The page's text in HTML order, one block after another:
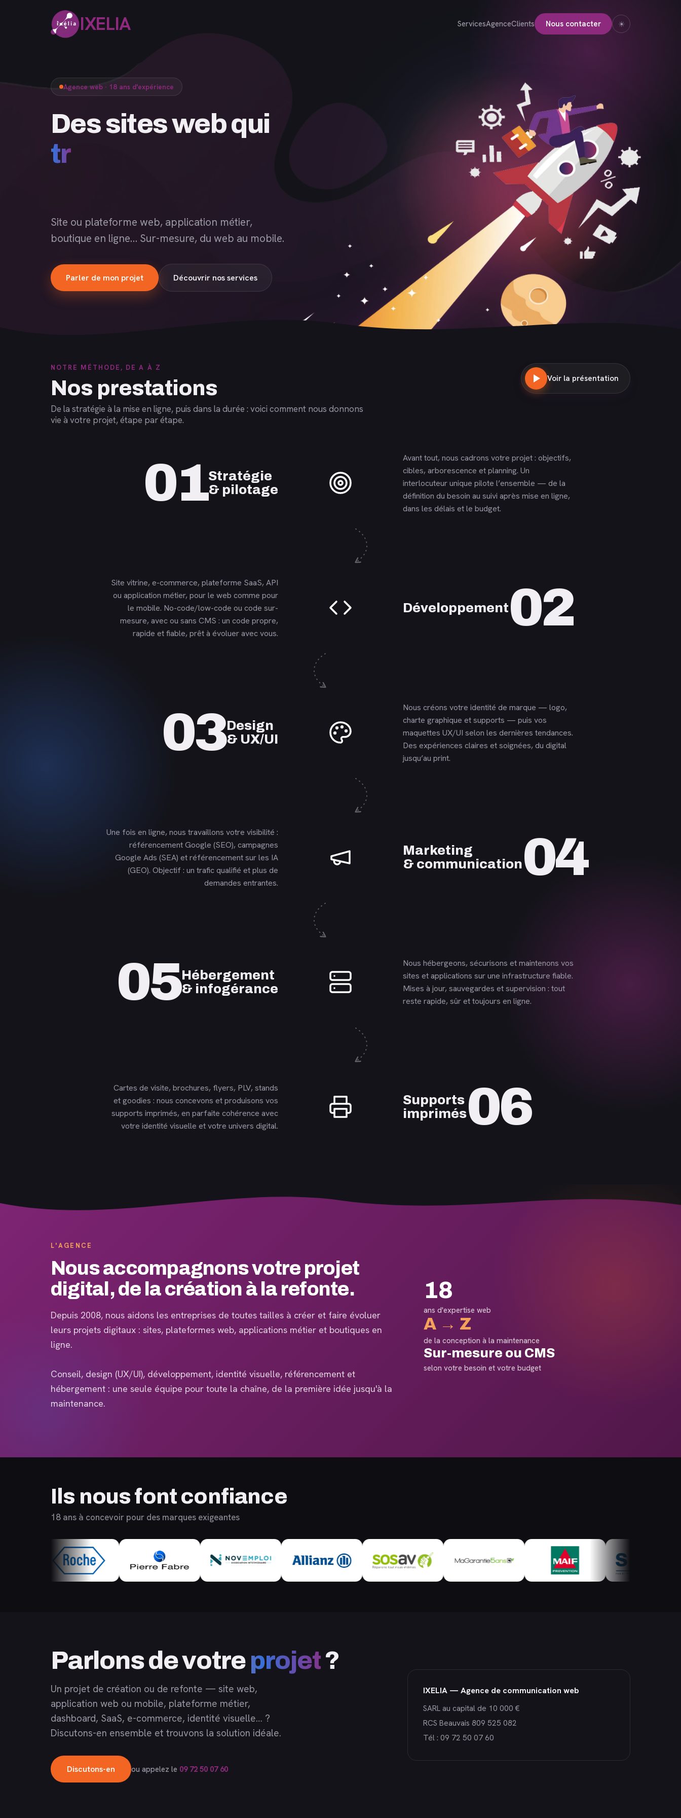
IXELIA ServicesAgenceClients Nous contacter ☀
Agence web · 18 ans d'expérience
Des sites
Site ou plateforme web, application métier,
boutique en ligne… Sur-mesure, du web au mobile.
Parler de mon projet Découvrir nos services
NOTRE MÉTHODE, DE A À Z
Nos prestations
De la stratégie à la mise en ligne, puis dans la durée : voici comment nous donnons
vie à votre projet, étape par étape.
Voir la présentation
01Stratégie
& pilotage
En savoir plus
Avant tout, nous cadrons votre projet : objectifs,
cibles, arborescence et planning. Un
interlocuteur unique pilote l’ensemble — de la
définition du besoin au suivi après mise en ligne,
dans les délais et le budget.
Site vitrine, e-commerce, plateforme SaaS, API
ou application métier, pour le web comme pour
le mobile. No-code/low-code ou code sur-
mesure, avec ou sans CMS : un code propre,
rapide et fiable, prêt à évoluer avec vous.
En savoir plus
Développement02
03Design
& UX/UI
En savoir plus
Nous créons votre identité de marque — logo,
charte graphique et supports — puis vos
maquettes UX/UI selon les dernières tendances.
Des expériences claires et soignées, du digital
jusqu’au print.
Une fois en ligne, nous travaillons votre visibilité :
référencement Google (SEO), campagnes
Google Ads (SEA) et référencement sur les IA
(GEO). Objectif : un trafic qualifié et plus de
demandes entrantes.
En savoir plus
Marketing
& communication04
05Hébergement
& infogérance
En savoir plus
Nous hébergeons, sécurisons et maintenons vos
sites et applications sur une infrastructure fiable.
Mises à jour, sauvegardes et supervision : tout
reste rapide, sûr et toujours en ligne.
Cartes de visite, brochures, flyers, PLV, stands
et goodies : nous concevons et produisons vos
supports imprimés, en parfaite cohérence avec
votre identité visuelle et votre univers digital.
En savoir plus
Supports
imprimés06
L'AGENCE
Nous accompagnons votre projet
digital, de la création à la refonte.
Depuis 2008, nous aidons les entreprises de toutes tailles à créer et faire évoluer
leurs projets digitaux : sites, plateformes web, applications métier et boutiques en
ligne.
Conseil, design (UX/UI), développement, identité visuelle, référencement et
hébergement : une seule équipe pour toute la chaîne, de la première idée jusqu'à la
maintenance.
18
ans d'expertise web
A → Z
de la conception à la maintenance
Sur-mesure ou CMS
selon votre besoin et votre budget
Ils nous font confiance
18 ans à concevoir pour des marques exigeantes
Parlons de votre projet?
Un projet de création ou de refonte — site web,
application web ou mobile, plateforme métier,
dashboard, SaaS, e-commerce, identité visuelle… ?
Discutons-en ensemble et trouvons la solution idéale.
Discutons-en ou appelez le 09 72 50 07 60
IXELIA — Agence de communication web
SARL au capital de 10 000 €
RCS Beauvais 809 525 082
Tél : 09 72 50 07 60